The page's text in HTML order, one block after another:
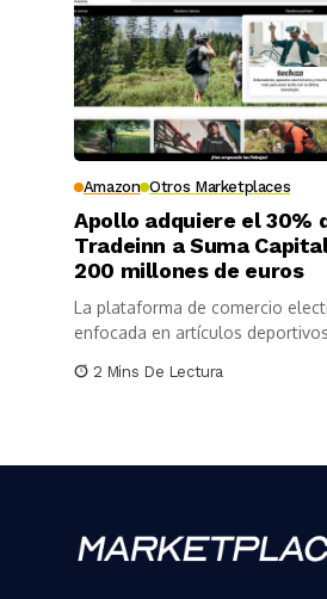
Amazon Otros Marketplaces
Apollo adquiere el 30%
Tradeinn a Suma
200 millones de euros
La plataforma de comercio
enfocada en artículos
2 Mins De Lectura